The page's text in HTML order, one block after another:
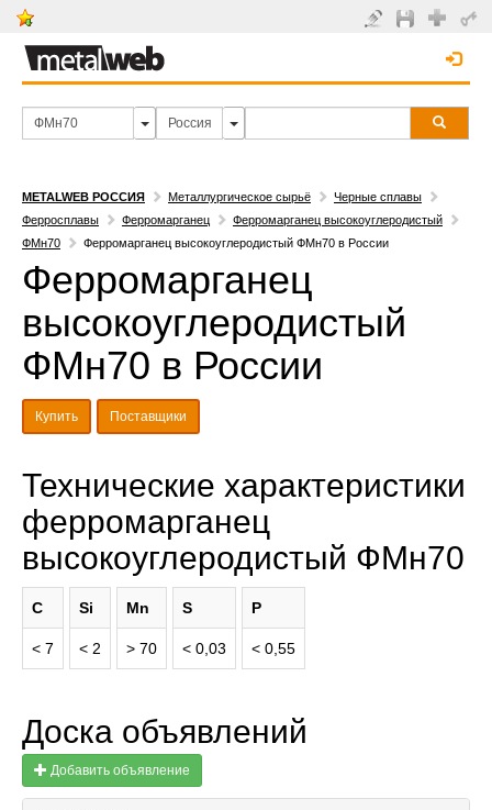
METALWEB РОССИЯ Металлургическое сырьё
Черные сплавы
Ферросплавы
Ферромарганец
Ферромарганец высокоуглеродистый
ФМн70
Ферромарганец высокоуглеродистый ФМн70 в России
Ферромарганец
высокоуглеродистый
ФМн70 в России
Купить Поставщики
Технические характеристики
ферромарганец
высокоуглеродистый ФМн70
C
< 7
Si
< 2
Mn
> 70
S
< 0,03
P
< 0,55
Доска объявлений
Добавить объявление